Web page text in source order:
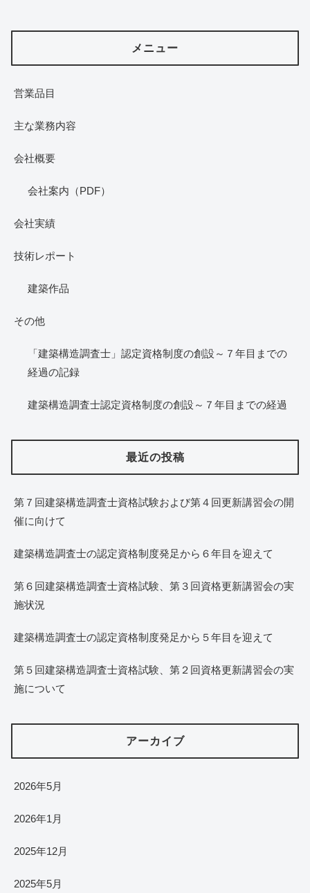
メニュー
営業品目
主な業務内容
会社概要
会社案内（PDF）
会社実績
技術レポート
建築作品
その他
「建築構造調査士」認定資格制度の創設～７年目までの
経過の記録
建築構造調査士認定資格制度の創設～７年目までの経過
最近の投稿
第７回建築構造調査士資格試験および第４回更新講習会の開
催に向けて
建築構造調査士の認定資格制度発足から６年目を迎えて
第６回建築構造調査士資格試験、第３回資格更新講習会の実
施状況
建築構造調査士の認定資格制度発足から５年目を迎えて
第５回建築構造調査士資格試験、第２回資格更新講習会の実
施について
アーカイブ
2026年5月
2026年1月
2025年12月
2025年5月